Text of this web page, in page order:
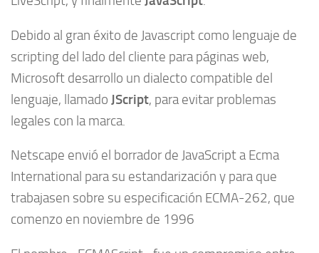
Debido al gran éxito de Javascript como lenguaje de
scripting del lado del cliente para páginas web,
Microsoft desarrollo un dialecto compatible del
lenguaje, llamado JScript, para evitar problemas
legales con la marca.
Netscape envió el borrador de JavaScript a Ecma
International para su estandarización y para que
trabajasen sobre su especificación ECMA-262, que
comenzo en noviembre de 1996